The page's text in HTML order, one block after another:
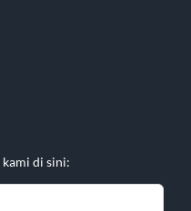
kami di sini: